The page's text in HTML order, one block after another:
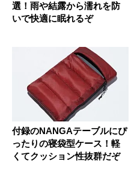
選！雨や結露から濡れを防
いで快適に眠れるぞ
付録のNANGAテーブルにぴ
ったりの寝袋型ケース！軽
くてクッション性抜群だぞ